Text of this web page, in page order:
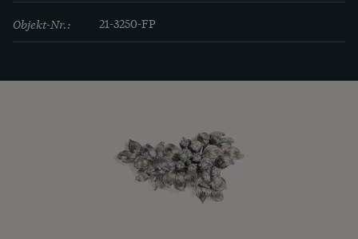
Objekt-Nr.: 21-3250-FP